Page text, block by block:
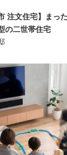
注文住宅】まっ
の二世帯住宅